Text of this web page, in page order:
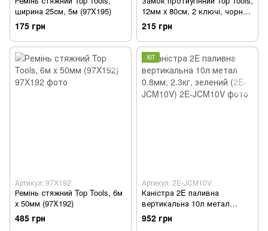
ширина 25см, 5м (97X195)
175 грн
12мм х 80см, 2 ключі, чорний
(90U245)
215 грн
Артикул: 97X192
Ремінь стяжний Top Tools, 6м
х 50мм (97X192)
485 грн
ХІТ
Артикул: 2E-JCM10V
Каністра 2E паливна
вертикальна 10л метал
0.8мм, 2.3кг, зелений (2E-
JCM10V)
952 грн